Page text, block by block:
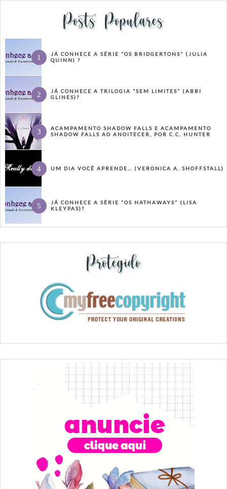
Posts Populares
JÁ CONHECE A SÉRIE “OS BRIDGERTONS” (JULIA
QUINN) ?
JÁ CONHECE A TRILOGIA “SEM LIMITES” (ABBI
GLINES)?
ACAMPAMENTO SHADOW FALLS E ACAMPAMENTO
SHADOW FALLS AO ANOITECER, POR C.C. HUNTER
UM DIA VOCÊ APRENDE… (VERONICA A. SHOFFSTALL)
JÁ CONHECE A SÉRIE “OS HATHAWAYS” (LISA
KLEYPAS)?
Protegido